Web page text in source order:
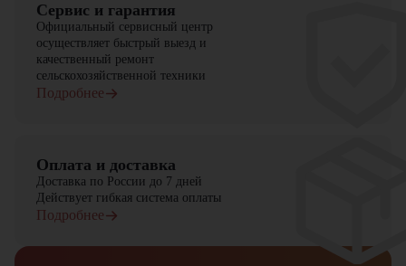
Сервис и гарантия
Официальный сервисный центр
осуществляет быстрый выезд и
качественный ремонт
сельскохозяйственной техники
Подробнее
Оплата и доставка
Доставка по России до 7 дней
Действует гибкая система оплаты
Подробнее